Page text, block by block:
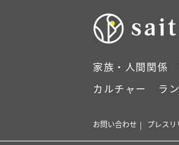
家族・人間関係
カルチャー
ラ
お問い合わせ プレスリ